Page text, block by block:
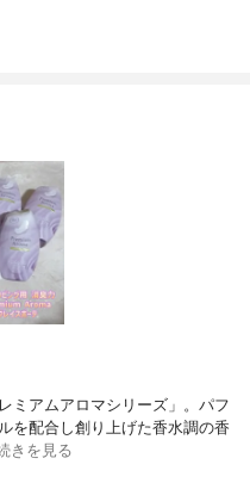
ミアムアロマシリーズ」。パフ
を配合し創り上げた香水調の香
きを見る